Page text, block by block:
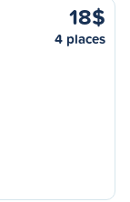
18$
4 places